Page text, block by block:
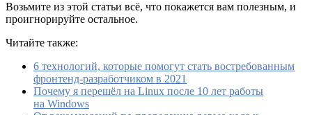
Возьмите из этой статьи всё, что покажется вам полезным, и
проигнорируйте остальное.
Читайте также:
6 технологий, которые помогут стать востребованным
фронтенд-разработчиком в 2021
Почему я перешёл на Linux после 10 лет работы
на Windows